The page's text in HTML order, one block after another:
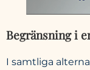
Begränsning i
I samtliga